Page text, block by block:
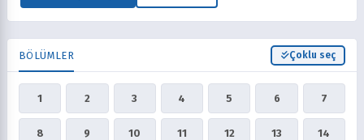
BÖLÜMLER Çoklu seç
1 2 3 4 5 6 7
8 9 10 11 12 13 14